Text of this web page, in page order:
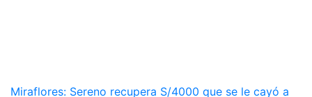
Miraflores: Sereno recupera S/4000 que se le cayó a